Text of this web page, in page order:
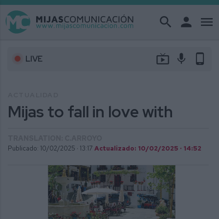
search person menu
LIVE live_tv mic phone_android
Mijas to fall in love with
Publicado: 10/02/2025 · 13:17 Actualizado: 10/02/2025 · 14:52